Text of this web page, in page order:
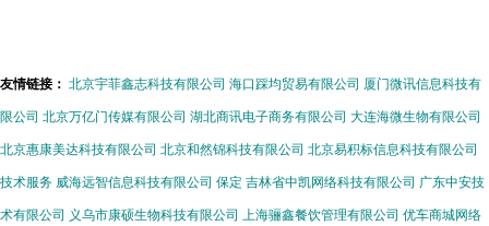
里都市场AⅡ 信息接口技术赋
能城市新生与社会共存智慧
园区三重愿景开启三重主线
万家乐智能工厂的转型纪
友情链接： 北京宇菲鑫志科技有限公司 海口踩均贸易有限公司 厦门微讯信息科技有
限公司 北京万亿门传媒有限公司 湖北商讯电子商务有限公司 大连海微生物有限公司
北京惠康美达科技有限公司 北京和然锦科技有限公司 北京易积标信息科技有限公司
技术服务 威海远智信息科技有限公司 保定 吉林省中凯网络科技有限公司 广东中安技
术有限公司 义乌市康硕生物科技有限公司 上海骊鑫餐饮管理有限公司 优车商城网络